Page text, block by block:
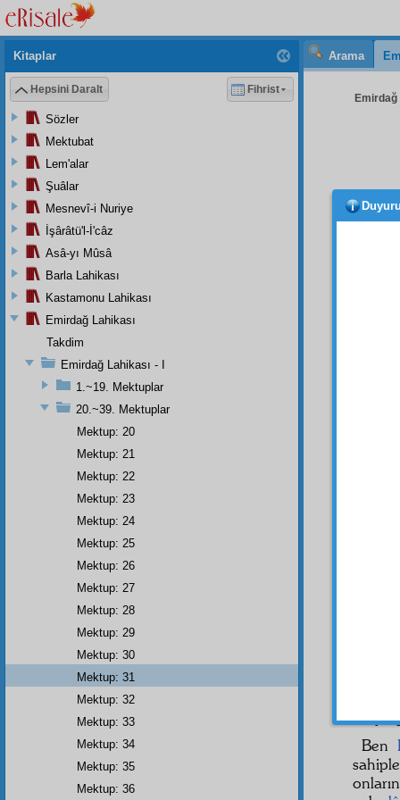
Arama
Emirdağ
o
gibi
oraya
Ben
Kitaplar
Hepsini Daralt Fihrist
Sözler
Mektubat
Lem'alar
Şuâlar
Mesnevî-i Nuriye
İşârâtü'l-İ'câz
Asâ-yı Mûsâ
Barla Lahikası
Kastamonu Lahikası
Emirdağ Lahikası
Takdim
Emirdağ Lahikası - I
1.~19. Mektuplar
20.~39. Mektuplar
Mektup: 20
Mektup: 21
Mektup: 22
Mektup: 23
Mektup: 24
Mektup: 25
Mektup: 26
Mektup: 27
Mektup: 28
Mektup: 29
Mektup: 30
Mektup: 31
Mektup: 32
Mektup: 33
Mektup: 34
Mektup: 35
Mektup: 36
Duyuru